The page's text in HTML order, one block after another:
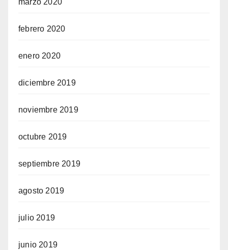
marzo 2020
febrero 2020
enero 2020
diciembre 2019
noviembre 2019
octubre 2019
septiembre 2019
agosto 2019
julio 2019
junio 2019